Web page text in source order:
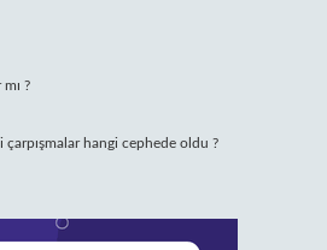
?
çarpışmalar hangi cephede oldu ?